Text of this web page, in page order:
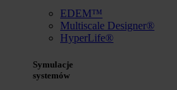
EDEM™
Multiscale Designer®
HyperLife®
Symulacje
systemów